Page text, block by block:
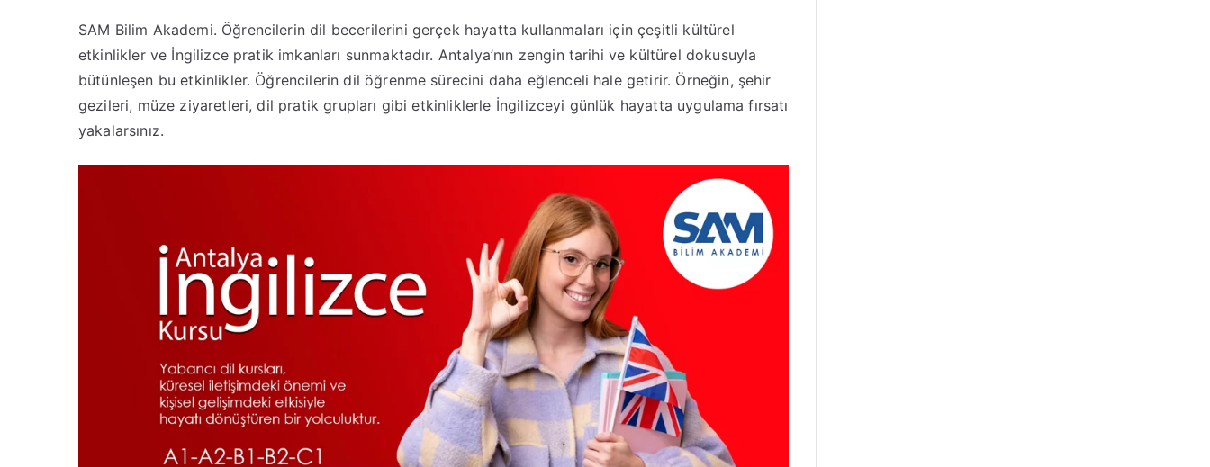
SAM Bilim Akademi. Öğrencilerin dil becerilerini gerçek hayatta kullanmaları için çeşitli kültürel
etkinlikler ve İngilizce pratik imkanları sunmaktadır. Antalya’nın zengin tarihi ve kültürel dokusuyla
bütünleşen bu etkinlikler. Öğrencilerin dil öğrenme sürecini daha eğlenceli hale getirir. Örneğin, şehir
gezileri, müze ziyaretleri, dil pratik grupları gibi etkinliklerle İngilizceyi günlük hayatta uygulama fırsatı
yakalarsınız.